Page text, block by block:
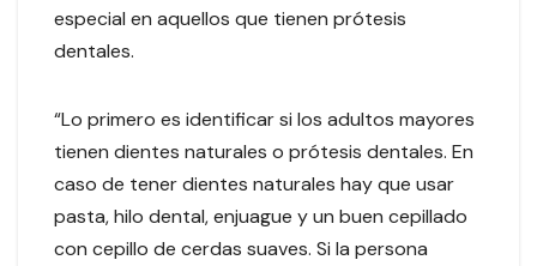
especial en aquellos que tienen prótesis
dentales.
“Lo primero es identificar si los adultos mayores
tienen dientes naturales o prótesis dentales. En
caso de tener dientes naturales hay que usar
pasta, hilo dental, enjuague y un buen cepillado
con cepillo de cerdas suaves. Si la persona